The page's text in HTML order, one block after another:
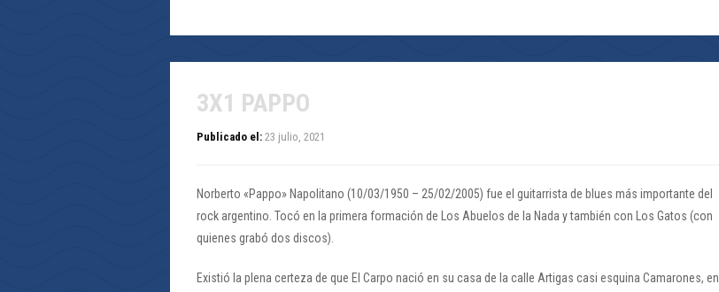
3X1 PAPPO
Publicado el: 23 julio, 2021
Norberto «Pappo» Napolitano (10/03/1950 – 25/02/2005) fue el guitarrista de blues más importante del
rock argentino. Tocó en la primera formación de Los Abuelos de la Nada y también con Los Gatos (con
quienes grabó dos discos).
Existió la plena certeza de que El Carpo nació en su casa de la calle Artigas casi esquina Camarones, en